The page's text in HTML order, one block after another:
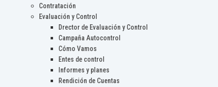
Contratación
Evaluación y Control
Drector de Evaluación y Control
Campaña Autocontrol
Cómo Vamos
Entes de control
Informes y planes
Rendición de Cuentas